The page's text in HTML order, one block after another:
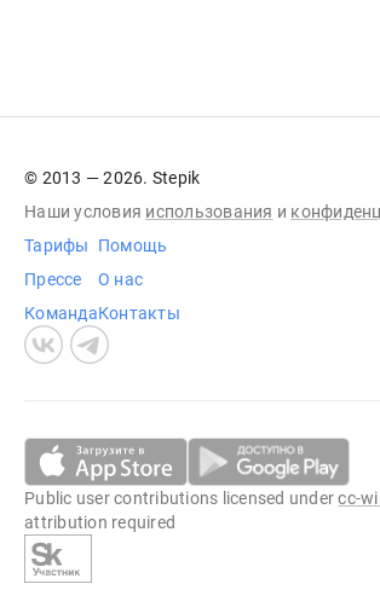
© 2013 — 2026. Stepik
Наши условия использования и
Тарифы
Прессе
Команда
Помощь
О нас
Контакты
Public user contributions licensed undercc-
attribution required